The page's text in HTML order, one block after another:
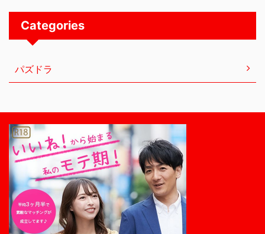
Categories
パズドラ